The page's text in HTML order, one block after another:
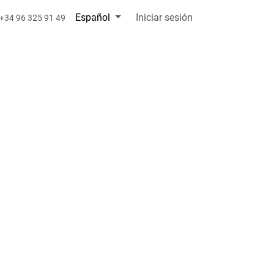
+34 96 325 91 49 Español Iniciar sesión